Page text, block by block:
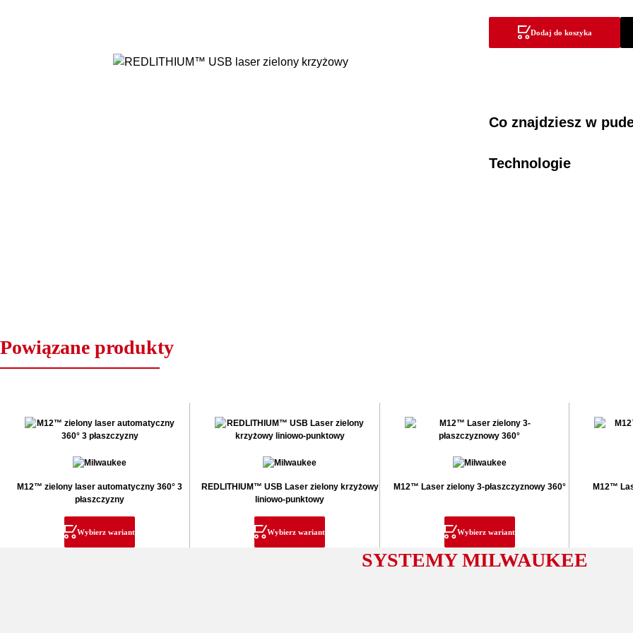
zielony
Dodaj do koszyka
Co znajdziesz w
Technologie
Powiązane produkty
M12™ zielony laser automatyczny 360° 3
płaszczyzny
Wybierz wariant
REDLITHIUM™ USB Laser zielony krzyżowy
liniowo-punktowy
Wybierz wariant
M12™ Laser zielony 3-płaszczyznowy 360°
Wybierz wariant
M12™
SYSTEMY MILWAUKEE